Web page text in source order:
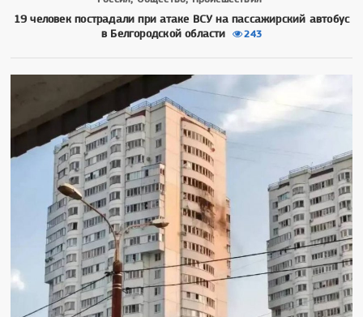
19 человек пострадали при атаке ВСУ на пассажирский автобус
в Белгородской области
243